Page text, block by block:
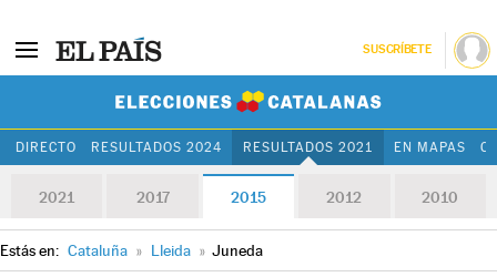
SUSCRÍBETE
DIRECTO RESULTADOS 2024 RESULTADOS 2021 EN MAPAS
2021 2017 2015 2012 2010
Estás en: Cataluña » Lleida » Juneda